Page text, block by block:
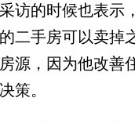
的时候也表示，
二手房可以卖掉
源，因为他改善
策。